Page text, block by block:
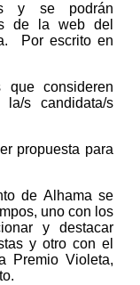
y se podrán
de la web del
Por escrito en
consideren
s candidata/s
propuesta para
de Alhama se
uno con los
y destacar
y otro con el
Premio Violeta,